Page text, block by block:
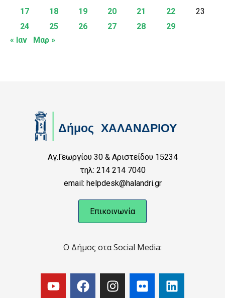
17
18 19 20 21 22
23
24
25 26 27 28
29
« Ιαν
Μαρ »
Αγ.Γεωργίου 30 & Αριστείδου 15234
τηλ: 214 214 7040
email: helpdesk@halandri.gr
Επικοινωνία
Ο Δήμος στα Social Media: